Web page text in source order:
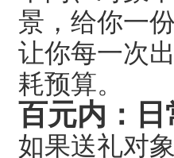
景，给你一
让你每一次
耗预算。
百元内：
如果送礼对